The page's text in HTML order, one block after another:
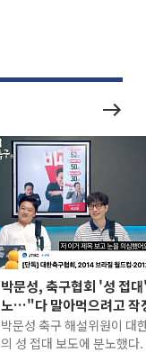
박문성, 축구협회 '성 접
노…"다 말아먹으려고 작
박문성 축구 해설위원이 대
의 성 접대 보도에 분노했다